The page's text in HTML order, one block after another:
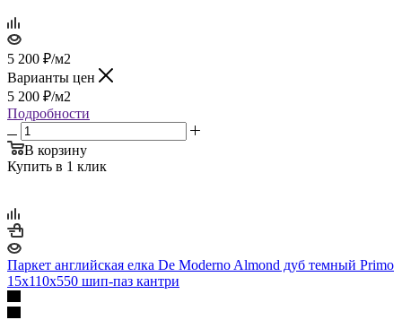
5 200 ₽/м2
Варианты цен
5 200 ₽/м2
Подробности
В корзину
Купить в 1 клик
Паркет английская елка De Moderno Almond дуб темный Primo
15х110х550 шип-паз кантри